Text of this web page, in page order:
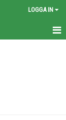
LOGGA IN